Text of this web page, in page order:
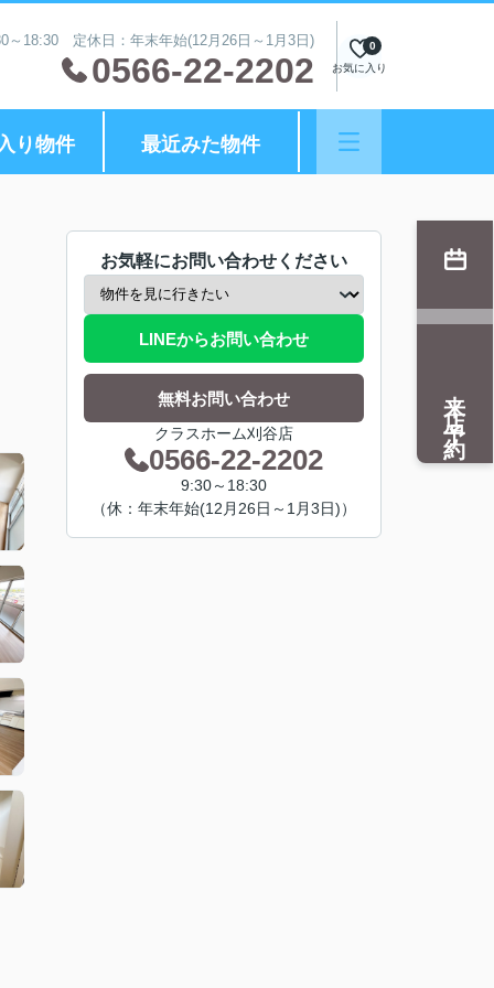
～18:30 定休日：年末年始(12月26日～1月3日)
0566-22-2202 お気に入り
0
り物件 最近みた物件
お気軽にお問い合わせください
LINEからお問い合わせ
無料お問い合わせ
クラスホーム刈谷店
0566-22-2202
9:30～18:30
（休：年末年始(12月26日～1月3日)）
来店予約